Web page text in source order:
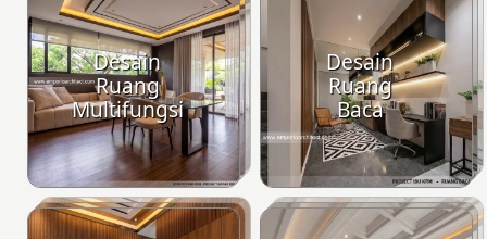
Desain
Ruang
Multifungsi
Desain
Ruang
Baca